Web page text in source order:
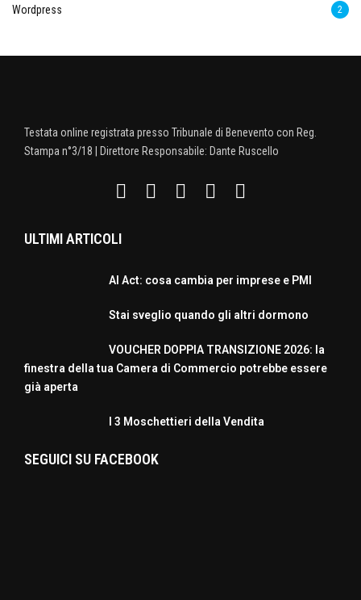
Wordpress 2
Testata online registrata presso Tribunale di Benevento con Reg.
Stampa n°3/18 | Direttore Responsabile: Dante Ruscello
ULTIMI ARTICOLI
AI Act: cosa cambia per imprese e PMI
Stai sveglio quando gli altri dormono
VOUCHER DOPPIA TRANSIZIONE 2026: la
finestra della tua Camera di Commercio potrebbe essere
già aperta
I 3 Moschettieri della Vendita
SEGUICI SU FACEBOOK